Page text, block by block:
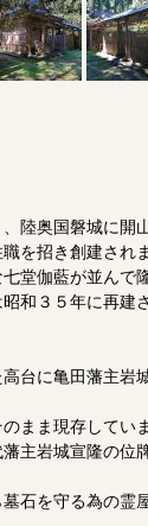
陸奥国磐城に開
を招き創建されま
堂伽藍が並んで
和３５年に再建
台に亀田藩主岩
まま現存していま
主岩城宣隆の位
石を守る為の霊